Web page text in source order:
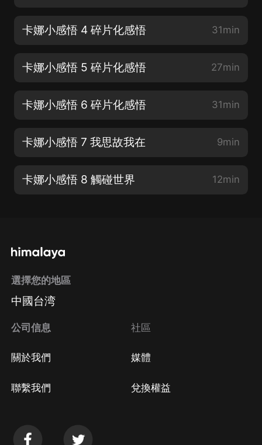
卡娜小感悟 4 碎片化感悟 31min
卡娜小感悟 5 碎片化感悟 27min
卡娜小感悟 6 碎片化感悟 31min
卡娜小感悟 7 我思故我在 9min
卡娜小感悟 8 觸碰世界 12min
選擇您的地區
中國台湾
公司信息
關於我們
聯繫我們
社區
媒體
兌換權益